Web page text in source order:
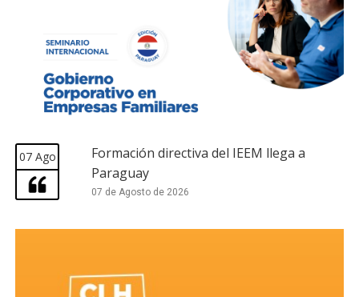
07 Ago
Formación directiva del IEEM llega a
Paraguay
07 de Agosto de 2026